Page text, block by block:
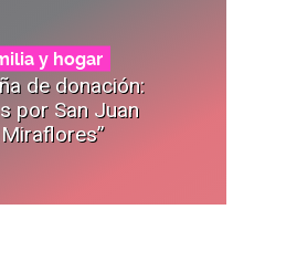
y hogar
de donación:
por San Juan